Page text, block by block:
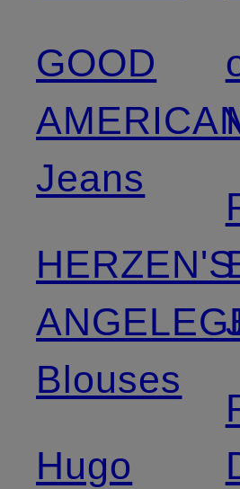
GOOD
Jeans
HERZEN'S
Blouses
Hugo